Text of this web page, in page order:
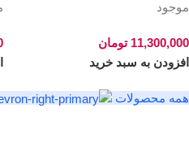
موجود
11,300,000 تومان
افزودن به سبد خرید
همه محصولات